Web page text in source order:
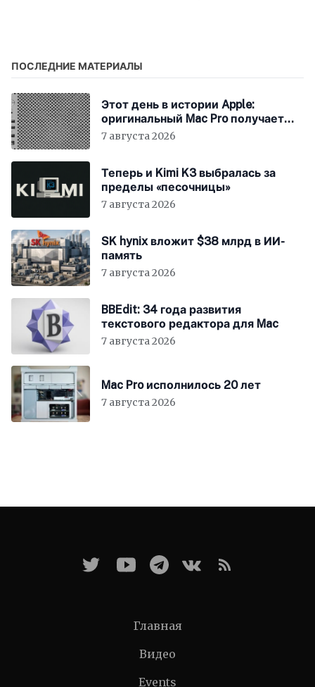
ПОСЛЕДНИЕ МАТЕРИАЛЫ
Этот день в истории Apple:
оригинальный Mac Pro получает
мощный процессор Intel
7 августа 2026
Теперь и Kimi K3 выбралась за
пределы «песочницы»
7 августа 2026
SK hynix вложит $38 млрд в ИИ-
память
7 августа 2026
BBEdit: 34 года развития
текстового редактора для Mac
7 августа 2026
Mac Pro исполнилось 20 лет
7 августа 2026
Главная
Видео
Events